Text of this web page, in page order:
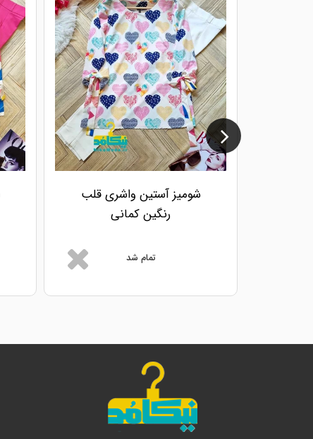
شومیز آستین واشری قلب
رنگین کمانی
تمام شد